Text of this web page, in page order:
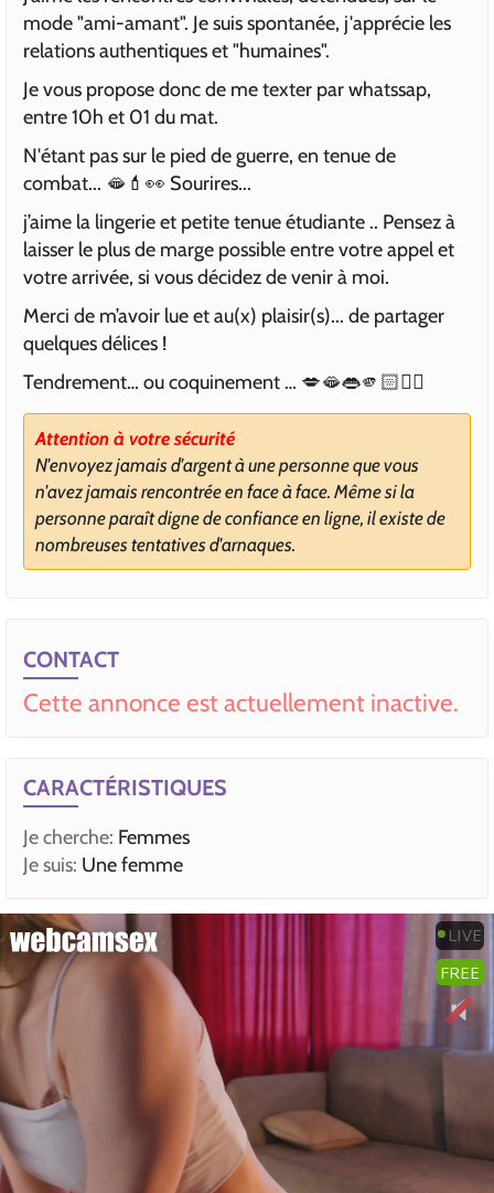
mode "ami-amant". Je suis spontanée, j'apprécie les
relations authentiques et "humaines".
Je vous propose donc de me texter par whatssap,
entre 10h et 01 du mat.
N'étant pas sur le pied de guerre, en tenue de
combat... 🫦💄👀 Sourires...
j’aime la lingerie et petite tenue étudiante .. Pensez à
laisser le plus de marge possible entre votre appel et
votre arrivée, si vous décidez de venir à moi.
Merci de m’avoir lue et au(x) plaisir(s)... de partager
quelques délices !
Tendrement… ou coquinement … 💋🫦👄🫵🏻✍🏻
Attention à votre sécurité
N'envoyez jamais d'argent à une personne que vous
n'avez jamais rencontrée en face à face. Même si la
personne paraît digne de confiance en ligne, il existe de
nombreuses tentatives d'arnaques.
CONTACT
Cette annonce est actuellement inactive.
CARACTÉRISTIQUES
Je cherche: Femmes
Je suis: Une femme